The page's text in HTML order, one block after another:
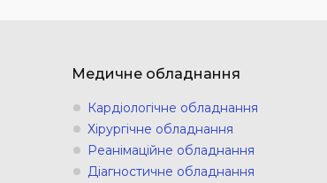
Медичне обладнання
Кардіологічне обладнання
Хірургічне обладнання
Реанімаційне обладнання
Діагностичне обладнання